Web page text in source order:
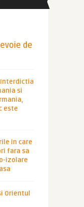
de
Interdictia
si
este
in care
fara sa
izolare
Orientul